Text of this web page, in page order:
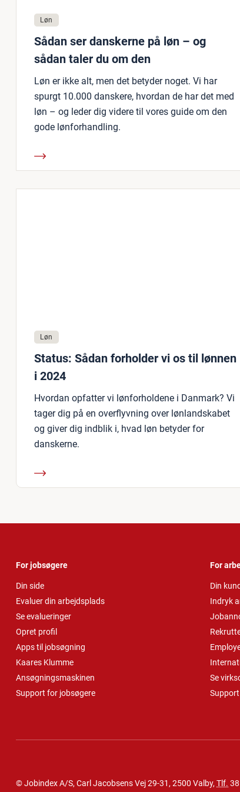
Løn
Sådan ser danskerne på løn – og
sådan taler du om den
Løn er ikke alt, men det betyder noget. Vi har
spurgt 10.000 danskere, hvordan de har det med
løn – og leder dig videre til vores guide om den
gode lønforhandling.
Løn
Status: Sådan forholder vi os til lønnen
i 2024
Hvordan opfatter vi lønforholdene i Danmark? Vi
tager dig på en overflyvning over lønlandskabet
og giver dig indblik i, hvad løn betyder for
danskerne.
For jobsøgere
Din side
Evaluer din arbejdsplads
Se evalueringer
Opret profil
Apps til jobsøgning
Kaares Klumme
Ansøgningsmaskinen
Support for jobsøgere
For
Din
Indryk
Se
© Jobindex A/S, Carl Jacobsens Vej 29-31, 2500 Valby, Tlf.